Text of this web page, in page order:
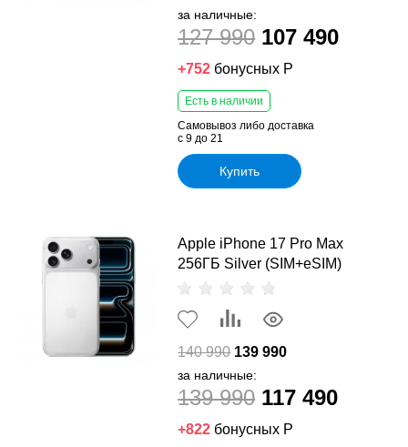
за наличные:
127 990 107 490
+752 бонусных Р
Есть в наличии
Самовывоз либо доставка
с 9 до 21
Купить
Apple iPhone 17 Pro Max
256ГБ Silver (SIM+eSIM)
140 990 139 990
за наличные:
139 990 117 490
+822 бонусных Р